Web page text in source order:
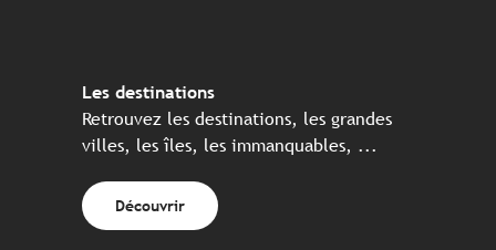
Les destinations
Retrouvez les destinations, les grandes
villes, les îles, les immanquables, ...
Découvrir